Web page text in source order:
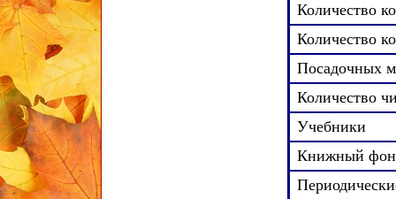
Количество
Количество
Посадочных
Количество
Учебники
Книжный